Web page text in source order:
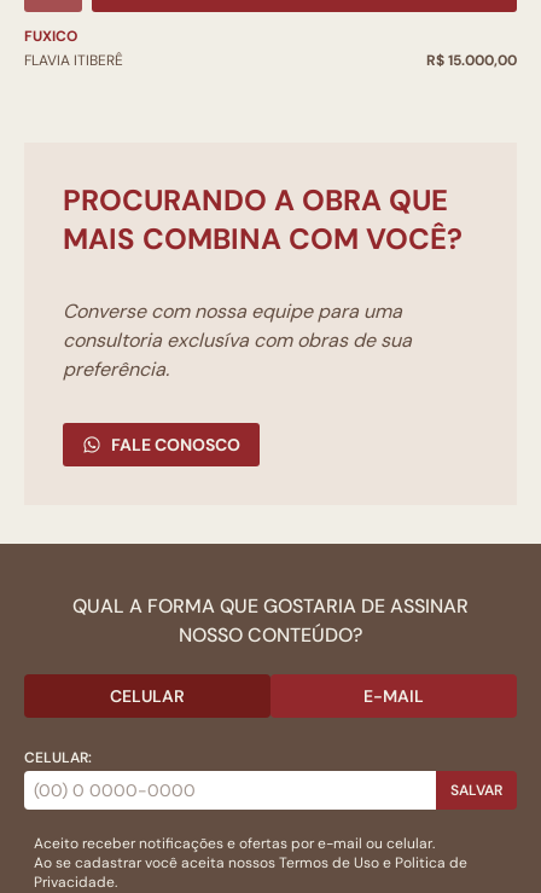
FUXICO
FLAVIA ITIBERÊ
R$ 15.000,00
PROCURANDO A OBRA QUE
MAIS COMBINA COM VOCÊ?
Converse com nossa equipe para uma
consultoria exclusíva com obras de sua
preferência.
FALE CONOSCO
QUAL A FORMA QUE GOSTARIA DE ASSINAR
NOSSO CONTEÚDO?
CELULAR E-MAIL
CELULAR:
SALVAR
Aceito receber notificações e ofertas por e-mail ou celular.
Ao se cadastrar você aceita nossosTermos de Usoe Politica de
Privacidade.